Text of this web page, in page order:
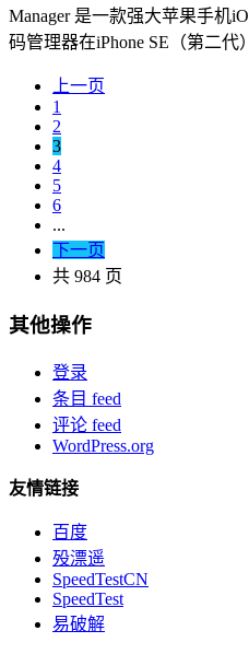
Manager 是一款强大苹果手机
码管理器在iPhone SE（第二代
上一页
1
2
3
4
5
6
...
下一页
共 984 页
其他操作
登录
条目 feed
评论 feed
WordPress.org
友情链接
百度
殁漂遥
SpeedTestCN
SpeedTest
易破解